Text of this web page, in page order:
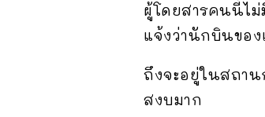
ผู้โดยสารคนนี้ไ
แจ้งว่านักบินของ
ถึงจะอยู่ในสถา
สงบมาก